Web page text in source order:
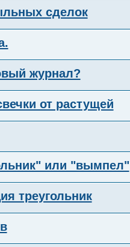
сделок
журнал?
от растущей
или "вымпел"
треугольник